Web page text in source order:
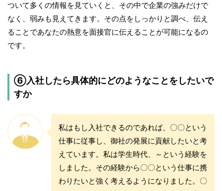
ついて多くの情報を見ていくと、その中で企業の強みだけで
なく、弱みも見えてきます。その点をしっかりと調べ、伝え
ることであなたの熱意を面接官に伝えることが可能になるの
です。
⑥入社したら具体的にどのようなことをしたいで
すか
私はもし入社できるのであれば、〇〇という
仕事に従事し、御社の発展に貢献したいと考
えています。私は学生時代、～という経験を
しました。その経験から〇〇という仕事に携
わりたいと強く考えるようになりました。〇